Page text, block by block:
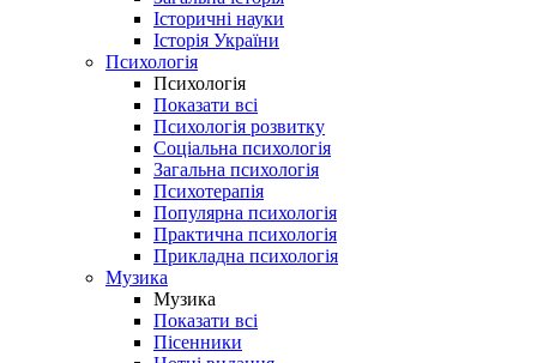
Історичні науки
Історія України
Психологія
Психологія
Показати всі
Психологія розвитку
Соціальна психологія
Загальна психологія
Психотерапія
Популярна психологія
Практична психологія
Прикладна психологія
Музика
Музика
Показати всі
Пісенники